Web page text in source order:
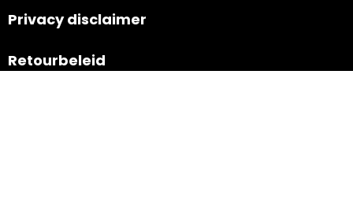
Privacy disclaimer
Retourbeleid